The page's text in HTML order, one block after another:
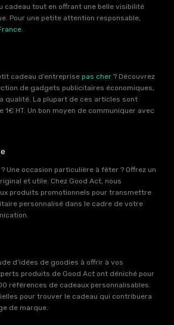
cadeau tout en offrant une belle visibilité
Pour une petite attention responsable,
.
cadeau d’entreprise pas cher ? Découvrez
de gadgets publicitaires économiques,
qualité. La plupart de ces articles sont
1€ HT. Un bon moyen de communiquer avec
Une occasion particulière à fêter ? Offrez un
et utile. Chez Good Act, nous
produits promotionnels pour transmettre
personnalisé dans le cadre de votre
d’idées de goodies à offrir à vos
produits de Good Act ont déniché pour
références de cadeaux personnalisables.
pour trouver le cadeau qui contribuera
de marque.